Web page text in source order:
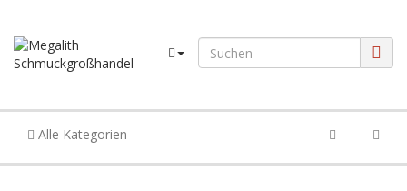
Alle Kategorien